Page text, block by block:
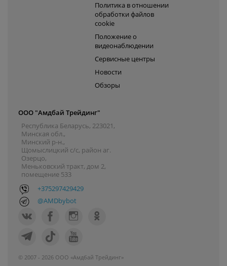
Политика в отношении
обработки файлов
cookie
Положение о
видеонаблюдении
Сервисные центры
Новости
Обзоры
ООО "Амдбай Трейдинг"
Республика Беларусь, 223021,
Минская обл.,
Минский р-н.,
Щомыслицкий с/с, район аг.
Озерцо,
Меньковский тракт, дом 2,
помещение 533
+375297429429
@AMDbybot
© 2007 - 2026 ООО «Амдбай Трейдинг»